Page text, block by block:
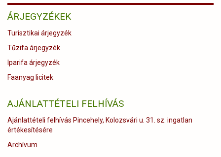
ÁRJEGYZÉKEK
Turisztikai árjegyzék
Tűzifa árjegyzék
Iparifa árjegyzék
Faanyag licitek
AJÁNLATTÉTELI FELHÍVÁS
Ajánlattételi felhívás Pincehely, Kolozsvári u. 31. sz. ingatlan
értékesítésére
Archívum